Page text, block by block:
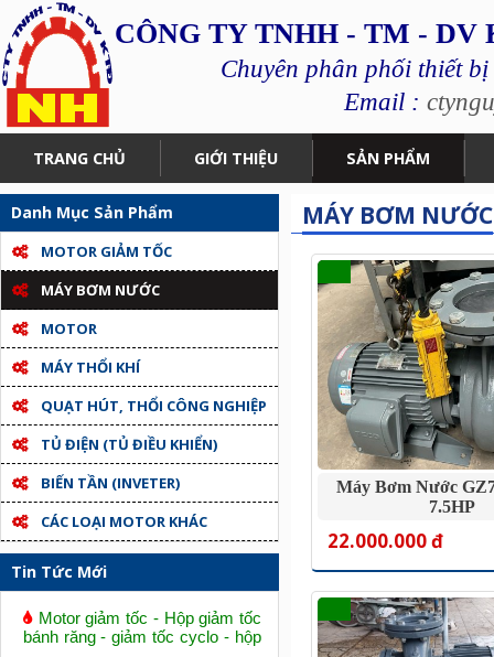
CÔNG TY TNHH - TM -
Chuyên phân phối thiết
Email :
TRANG CHỦ GIỚI THIỆU SẢN PHẨM
Danh Mục Sản Phẩm
MOTOR GIẢM TỐC
MÁY BƠM NƯỚC
MOTOR
MÁY THỔI KHÍ
QUẠT HÚT, THỔI CÔNG NGHIỆP
TỦ ĐIỆN (TỦ ĐIỀU KHIỂN)
BIẾN TẦN (INVETER)
CÁC LOẠI MOTOR KHÁC
Tin Tức Mới
Motor giảm tốc - Hộp giảm tốc
bánh răng - giảm tốc cyclo - hộp
MÁY BƠM NƯỚC
Máy Bơm Nước
7.5HP
22.000.000 đ